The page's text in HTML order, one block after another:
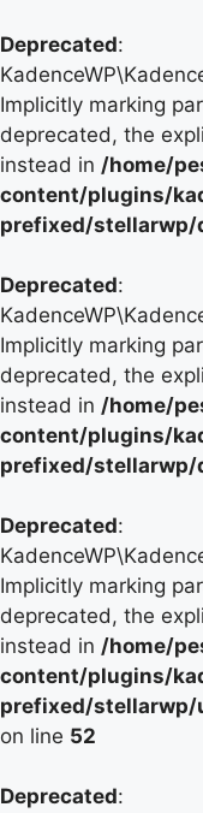
Deprecated:
Implicitly marking
deprecated, the
instead in /home/
content/plugins/
prefixed/stellarwp/
Deprecated:
Implicitly marking
deprecated, the
instead in /home/
content/plugins/
prefixed/stellarwp/
Deprecated:
Implicitly marking
deprecated, the
instead in /home/
content/plugins/
prefixed/
on line 52
Deprecated: